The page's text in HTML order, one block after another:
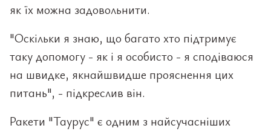
як їх можна задовольнити.
"Оскільки я знаю, що багато хто підтримує
таку допомогу - як і я особисто - я сподіваюся
на швидке, якнайшвидше прояснення цих
питань", - підкреслив він.
Ракети "Таурус" є одним з найсучасніших